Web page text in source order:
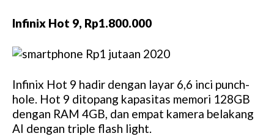
Infinix Hot 9, Rp1.800.000
Infinix Hot 9 hadir dengan layar 6,6 inci punch-
hole. Hot 9 ditopang kapasitas memori 128GB
dengan RAM 4GB, dan empat kamera belakang
AI dengan triple flash light.